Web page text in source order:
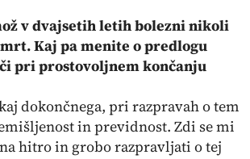
v dvajsetih letih bolezni nikoli
Kaj pa menite o predlogu
pri prostovoljnem končanju
dokončnega, pri razpravah o tem
in previdnost. Zdi se mi
hitro in grobo razpravljati o tej